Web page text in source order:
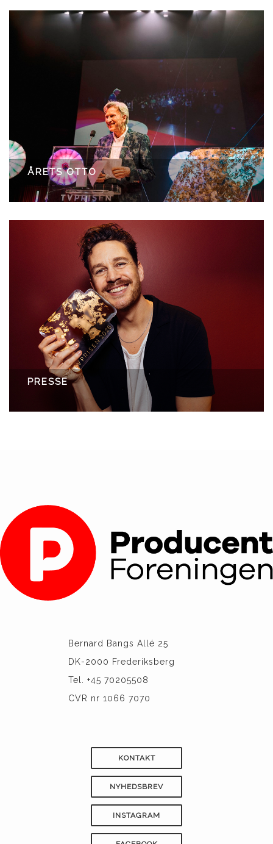
ÅRETS OTTO
PRESSE
Bernard Bangs Allé 25
DK-2000 Frederiksberg
Tel. +45 70205508
CVR nr 1066 7070
KONTAKT
NYHEDSBREV
INSTAGRAM